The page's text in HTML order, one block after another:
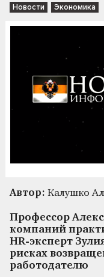
Новости Экономика
Автор: Калушко
Профессор
компаний
HR-эксперт
рисках
работодателю